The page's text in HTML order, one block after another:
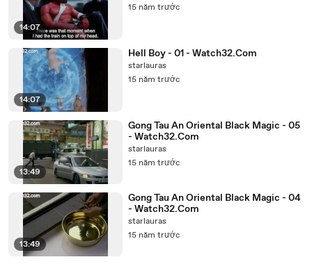
14:07
15 năm trước
14:07
Hell Boy - 01 - Watch32.Com
starlauras
15 năm trước
13:49
Gong Tau An Oriental Black Magic - 05
- Watch32.Com
starlauras
15 năm trước
13:49
Gong Tau An Oriental Black Magic - 04
- Watch32.Com
starlauras
15 năm trước